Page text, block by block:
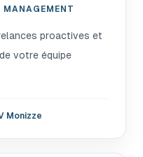
proactives et
votre équipe
Monizze